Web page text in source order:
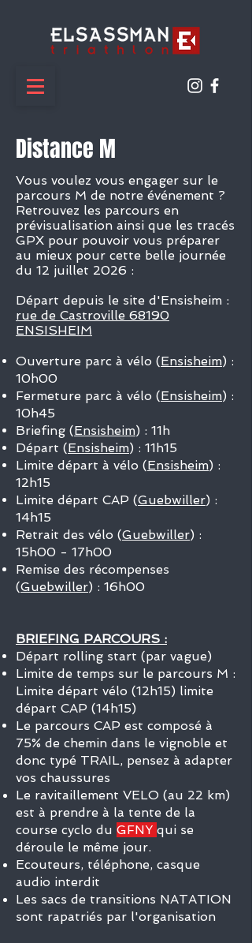
Distance M
​Vous voulez vous engager sur le
parcours M de notre événement ?
Retrouvez les parcours en
prévisualisation ainsi que les tracés
GPX pour pouvoir vous préparer
au mieux pour cette belle journée
du 12 juillet 2026 :
Départ depuis le site d'Ensisheim :
rue de Castroville 68190
ENSISHEIM
Ouverture parc à vélo (Ensisheim) :
10h00
Fermeture parc à vélo (Ensisheim) :
10h45
Briefing (Ensisheim) : 11h
Départ (Ensisheim) : 11h15
Limite départ à vélo (Ensisheim) :
12h15
Limite départ CAP (Guebwiller) :
14h15
Retrait des vélo (Guebwiller) :
15h00 - 17h00
Remise des récompenses
(Guebwiller) : 16h00
BRIEFING PARCOURS :
Départ rolling start (par vague)
Limite de temps sur le parcours M :
Limite départ vélo (12h15) limite
départ CAP (14h15)
Le parcours CAP est composé à
75% de chemin dans le vignoble et
donc typé TRAIL, pensez à adapter
vos chaussures
Le ravitaillement VELO (au 22 km)
est à prendre à la tente de la
course cyclo du GFNY qui se
déroule le même jour.
Ecouteurs, téléphone, casque
audio interdit
Les sacs de transitions NATATION
sont rapatriés par l'organisation